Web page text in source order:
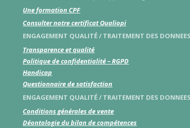
Une formation CPF
Consulter notre certificat Qualiopi
ENGAGEMENT QUALITÉ / TRAITEMENT DES
Transparence et qualité
Politique de confidentialité – RGPD
Handicap
Questionnaire de satisfaction
ENGAGEMENT QUALITÉ / TRAITEMENT DES
Conditions générales de vente
Déontologie du bilan de compétences